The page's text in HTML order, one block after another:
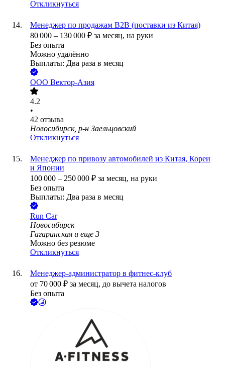
Откликнуться
Менеджер по продажам B2B (поставки из Китая)
80 000 – 130 000 ₽ за месяц, на руки
Без опыта
Можно удалённо
Выплаты: Два раза в месяц
ООО Вектор-Азия
4.2
•
42 отзыва
Новосибирск, р-н Заельцовский
Откликнуться
Менеджер по привозу автомобилей из Китая, Кореи
и Японии
100 000 – 250 000 ₽ за месяц, на руки
Без опыта
Выплаты: Два раза в месяц
Run Car
Новосибирск
Гагаринская и еще 3
Можно без резюме
Откликнуться
Менеджер-администратор в фитнес-клуб
от 70 000 ₽ за месяц, до вычета налогов
Без опыта